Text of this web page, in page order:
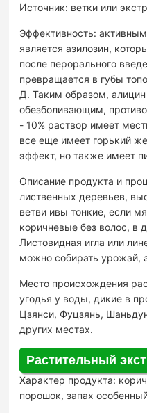
Источник: ветки или
Эффективность:
является азилозин,
после перорального
превращается в губы
Д. Таким образом,
обезболивающим,
- 10% раствор имеет
все еще имеет горький
эффект, но также имеет
Описание продукта и
лиственных деревьев,
ветви ивы тонкие, если
коричневые без волос, в
Листовидная игла или
можно собирать урожай,
Место происхождения
угодья у воды, дикие в
Цзянси, Фуцзянь,
других местах.
Растительный
Характер продукта:
порошок, запах